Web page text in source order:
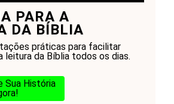
PARA A
DA BÍBLIA
práticas para facilitar
leitura da Bíblia todos os dias.
Sua História